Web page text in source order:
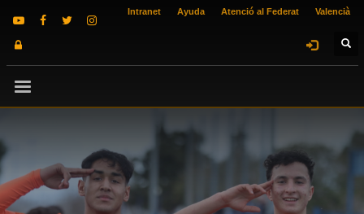
Intranet Ayuda Atenció al Federat Valencià